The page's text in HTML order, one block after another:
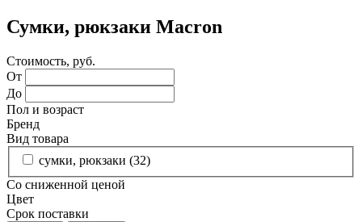
Сумки, рюкзаки Macron
Стоимость, руб.
От
До
Пол и возраст
Бренд
Вид товара
сумки, рюкзаки (32)
Со сниженной ценой
Цвет
Срок поставки